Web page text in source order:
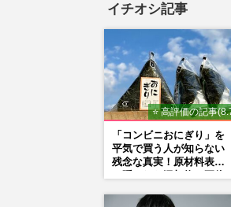
イチオシ記事
⭐ 高評価の記事
「コンビニおにぎり」を
平気で買う人が知らない
残念な真実！原材料表示